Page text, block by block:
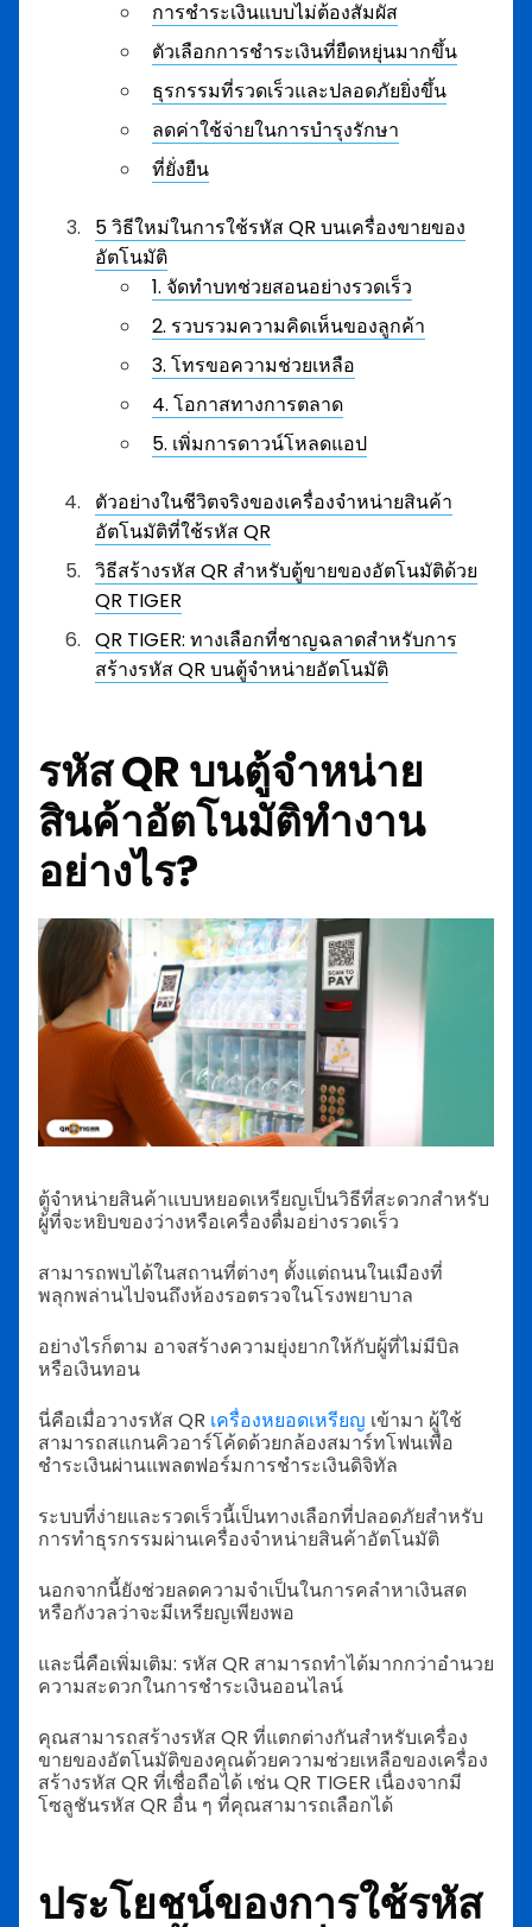
การชำระเงินแบบไม่ต้องสัมผัส
ตัวเลือกการชำระเงินที่ยืดหยุ่นมากขึ้น
ธุรกรรมที่รวดเร็วและปลอดภัยยิ่งขึ้น
ลดค่าใช้จ่ายในการบำรุงรักษา
ที่ยั่งยืน
5 วิธีใหม่ในการใช้รหัส QR บนเครื่องขายของ
อัตโนมัติ
1. จัดทำบทช่วยสอนอย่างรวดเร็ว
2. รวบรวมความคิดเห็นของลูกค้า
3. โทรขอความช่วยเหลือ
4. โอกาสทางการตลาด
5. เพิ่มการดาวน์โหลดแอป
ตัวอย่างในชีวิตจริงของเครื่องจำหน่ายสินค้า
อัตโนมัติที่ใช้รหัส QR
วิธีสร้างรหัส QR สำหรับตู้ขายของอัตโนมัติด้วย
QR TIGER
QR TIGER: ทางเลือกที่ชาญฉลาดสำหรับการ
สร้างรหัส QR บนตู้จำหน่ายอัตโนมัติ
รหัส QR บนตู้จำหน่าย
สินค้าอัตโนมัติทำงาน
อย่างไร?
ตู้จำหน่ายสินค้าแบบหยอดเหรียญเป็นวิธีที่สะดวกสำหรับ
ผู้ที่จะหยิบของว่างหรือเครื่องดื่มอย่างรวดเร็ว
สามารถพบได้ในสถานที่ต่างๆ ตั้งแต่ถนนในเมืองที่
พลุกพล่านไปจนถึงห้องรอตรวจในโรงพยาบาล
อย่างไรก็ตาม อาจสร้างความยุ่งยากให้กับผู้ที่ไม่มีบิล
หรือเงินทอน
นี่คือเมื่อวางรหัส QR เครื่องหยอดเหรียญ เข้ามา ผู้ใช้
สามารถสแกนคิวอาร์โค้ดด้วยกล้องสมาร์ทโฟนเพื่อ
ชำระเงินผ่านแพลตฟอร์มการชำระเงินดิจิทัล
ระบบที่ง่ายและรวดเร็วนี้เป็นทางเลือกที่ปลอดภัยสำหรับ
การทำธุรกรรมผ่านเครื่องจำหน่ายสินค้าอัตโนมัติ
นอกจากนี้ยังช่วยลดความจำเป็นในการคลำหาเงินสด
หรือกังวลว่าจะมีเหรียญเพียงพอ
และนี่คือเพิ่มเติม: รหัส QR สามารถทำได้มากกว่าอำนวย
ความสะดวกในการชำระเงินออนไลน์
คุณสามารถสร้างรหัส QR ที่แตกต่างกันสำหรับเครื่อง
ขายของอัตโนมัติของคุณด้วยความช่วยเหลือของเครื่อง
สร้างรหัส QR ที่เชื่อถือได้ เช่น QR TIGER เนื่องจากมี
โซลูชันรหัส QR อื่น ๆ ที่คุณสามารถเลือกได้
ประโยชน์ของการใช้รหัส